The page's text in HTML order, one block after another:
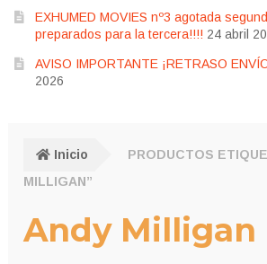
EXHUMED MOVIES nº3 agotada
preparados para la tercera!!!! 24 abril
AVISO IMPORTANTE ¡RETRASO
2026
Inicio
PRODUCTOS
MILLIGAN”
Andy Milligan